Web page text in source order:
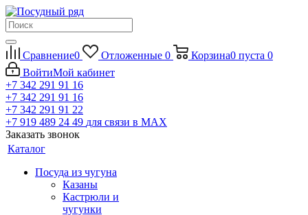
Сравнение0 Отложенные 0 Корзина0 пуста 0
ВойтиМой кабинет
+7 342 291 91 16
+7 342 291 91 16
+7 342 291 91 22
+7 919 489 24 49 для связи в МАХ
Заказать звонок
Каталог
Посуда из чугуна
Казаны
Кастрюли и
чугунки